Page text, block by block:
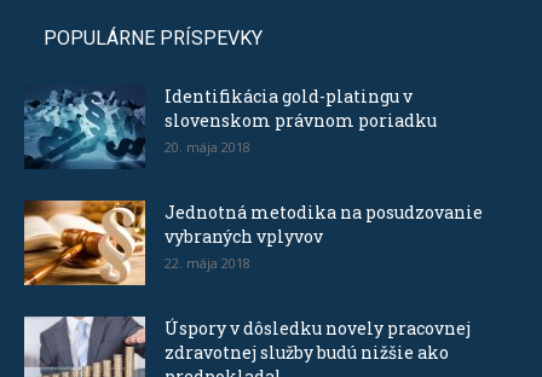
POPULÁRNE PRÍSPEVKY
Identifikácia gold-platingu v
slovenskom právnom poriadku
20. mája 2018
Jednotná metodika na posudzovanie
vybraných vplyvov
22. mája 2018
Úspory v dôsledku novely pracovnej
zdravotnej služby budú nižšie ako